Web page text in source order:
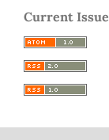
Current Issue